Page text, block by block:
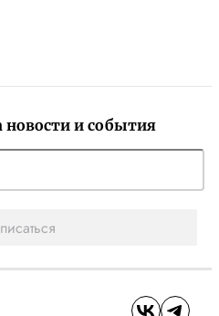
и события